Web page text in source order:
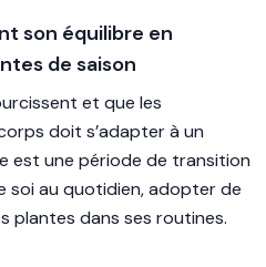
son équilibre en
de saison
et que les
doit s’adapter à un
est une période de transition
soi au quotidien, adopter de
plantes dans ses routines.